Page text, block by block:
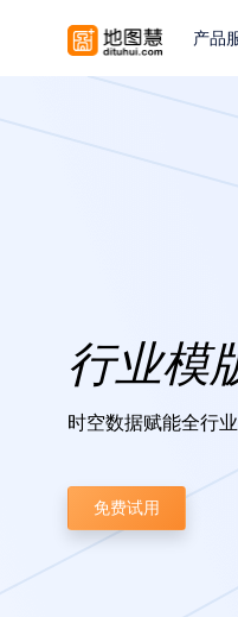
产品
行业模
时空数据赋能全行
免费试用